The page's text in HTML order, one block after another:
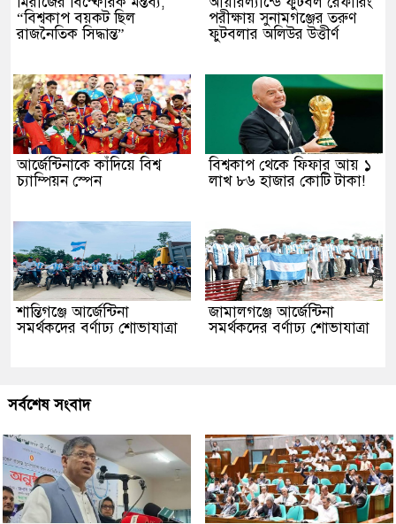
“বিশ্বকাপ বয়কট ছিল
রাজনৈতিক সিদ্ধান্ত”
পরীক্ষায় সুনামগঞ্জের তরুণ
ফুটবলার অলিউর উত্তীর্ণ
‎আর্জেন্টিনাকে কাঁদিয়ে বিশ্ব
চ্যাম্পিয়ন স্পেন
বিশ্বকাপ থেকে ফিফার আয় ১
লাখ ৮৬ হাজার কোটি টাকা!
শান্তিগঞ্জে আর্জেন্টিনা
সমর্থকদের বর্ণাঢ্য শোভাযাত্রা
‎জামালগঞ্জে আর্জেন্টিনা
সমর্থকদের বর্ণাঢ্য শোভাযাত্রা
সর্বশেষ সংবাদ